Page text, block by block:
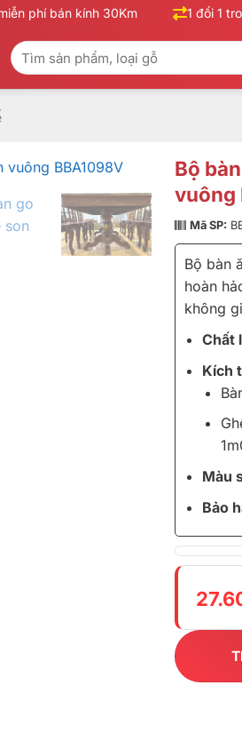
phí bán kính 30Km 1 đổi 1
Tìm
kiếm:
Bộ
vuông
Mã SP:
Bộ bàn
hoàn
không
Chất
Kích
Màu
Bảo